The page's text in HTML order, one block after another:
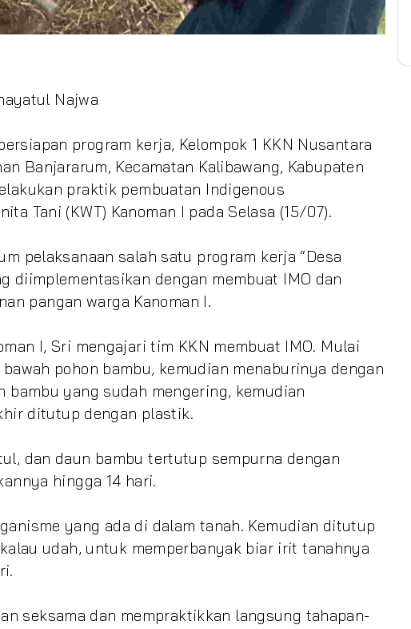
Najwa
program kerja, Kelompok 1 KKN Nusantara
Banjararum, Kecamatan Kalibawang, Kabupaten
praktik pembuatan Indigenous
Tani (KWT) Kanoman I pada Selasa (15/07).
pelaksanaan salah satu program kerja “Desa
diimplementasikan dengan membuat IMO dan
pangan warga Kanoman I.
I, Sri mengajari tim KKN membuat IMO. Mulai
pohon bambu, kemudian menaburinya dengan
yang sudah mengering, kemudian
ditutup dengan plastik.
dan daun bambu tertutup sempurna dengan
hingga 14 hari.
yang ada di dalam tanah. Kemudian ditutup
udah, untuk memperbanyak biar irit tanahnya
seksama dan mempraktikkan langsung tahapan-